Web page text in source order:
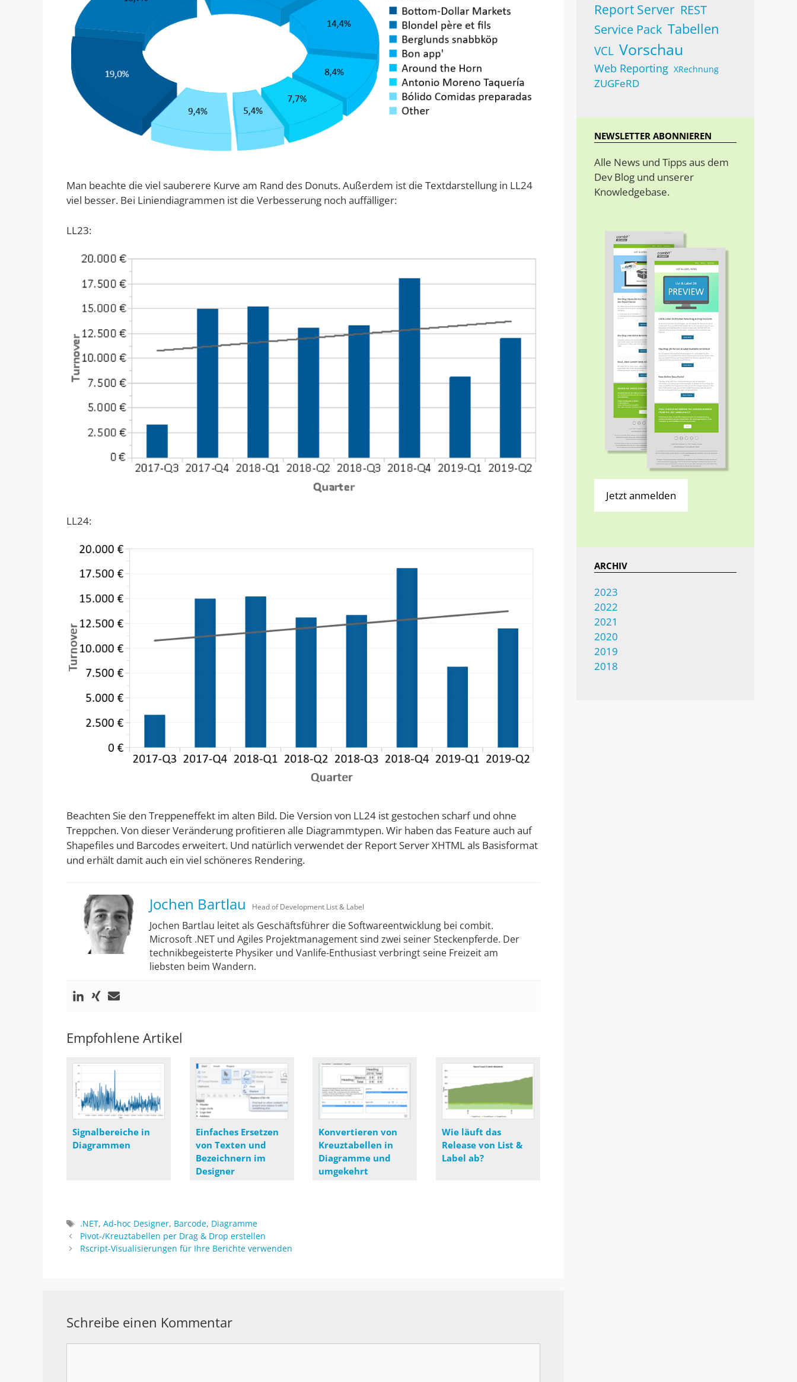
Man beachte die viel sauberere Kurve am Rand des Donuts. Außerdem ist die Textdarstellung in LL24
viel besser. Bei Liniendiagrammen ist die Verbesserung noch auffälliger:
LL23:
LL24:
Beachten Sie den Treppeneffekt im alten Bild. Die Version von LL24 ist gestochen scharf und ohne
Treppchen. Von dieser Veränderung profitieren alle Diagrammtypen. Wir haben das Feature auch auf
Shapefiles und Barcodes erweitert. Und natürlich verwendet der Report Server XHTML als Basisformat
und erhält damit auch ein viel schöneres Rendering.
Jochen Bartlau Head of Development List & Label
Jochen Bartlau leitet als Geschäftsführer die Softwareentwicklung bei combit.
Microsoft .NET und Agiles Projektmanagement sind zwei seiner Steckenpferde. Der
technikbegeisterte Physiker und Vanlife-Enthusiast verbringt seine Freizeit am
liebsten beim Wandern.
Empfohlene Artikel
Signalbereiche in
Diagrammen
Einfaches Ersetzen
von Texten und
Bezeichnern im
Designer
Konvertieren von
Kreuztabellen in
Diagramme und
umgekehrt
Wie läuft das
Release von List &
Label ab?
Schlagwörter
.NET,Ad-hoc Designer, Barcode, Diagramme
Pivot-/Kreuztabellen per Drag & Drop erstellen
Rscript-Visualisierungen für Ihre Berichte verwenden
Schreibe einen Kommentar
Report Server REST
Service Pack Tabellen
VCL Vorschau
Web Reporting XRechnung
ZUGFeRD
NEWSLETTER ABONNIEREN
Alle News und Tipps aus dem
Dev Blog und unserer
Knowledgebase.
Jetzt anmelden
ARCHIV
2023
2022
2021
2020
2019
2018